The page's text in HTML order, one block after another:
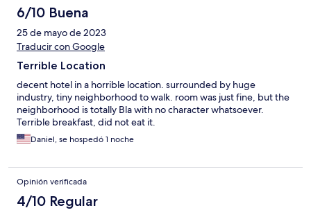
6/10 Buena
25 de mayo de 2023
Traducir con Google
Terrible Location
decent hotel in a horrible location. surrounded by huge
industry, tiny neighborhood to walk. room was just fine, but the
neighborhood is totally Bla with no character whatsoever.
Terrible breakfast, did not eat it.
Daniel, se hospedó 1 noche
Opinión verificada
4/10 Regular